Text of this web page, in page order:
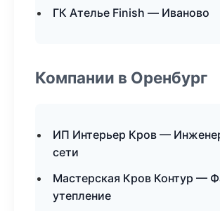
ГК Ателье Finish — Иваново
Компании в Оренбург
ИП Интерьер Кров —
сети
Мастерская Кров Контур —
утепление